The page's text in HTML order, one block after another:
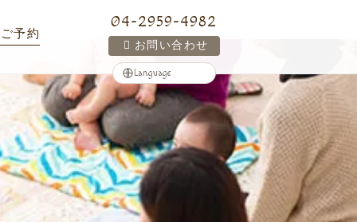
ご予約
04-2959-4982
お問い合わせ